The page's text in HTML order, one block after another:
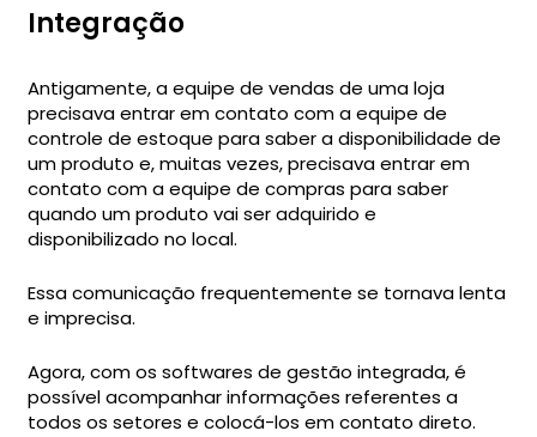
Integração
Antigamente, a equipe de vendas de uma loja
precisava entrar em contato com a equipe de
controle de estoque para saber a disponibilidade de
um produto e, muitas vezes, precisava entrar em
contato com a equipe de compras para saber
quando um produto vai ser adquirido e
disponibilizado no local.
Essa comunicação frequentemente se tornava lenta
e imprecisa.
Agora, com os softwares de gestão integrada, é
possível acompanhar informações referentes a
todos os setores e colocá-los em contato direto.